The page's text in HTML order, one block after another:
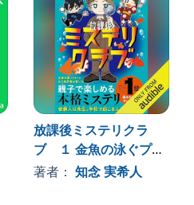
, 、その他
放課後ミステリクラ
ブ １ 金魚の泳ぐプー
ル事件
著者： 知念 実希人